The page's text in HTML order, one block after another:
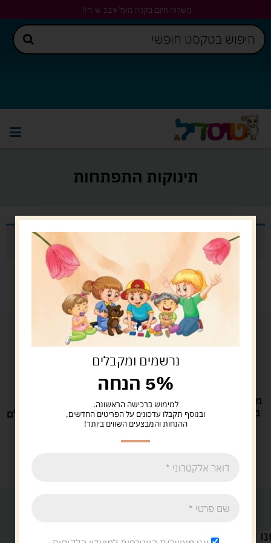
משלוח חינם בקניה מעל 329 ש"ח!!
תינוקות התפתחות
לא נמצאו מוצרים התואמים את בחירתך.
משלוח חינם
בקנייה מעל
מבחר ענק של
משחקים
מחירים שוברי
שוק
שירות מושלם
משחקי
קופסא
כתובתנו:
נרשמים ומקבלים
5% הנחה
למימוש ברכישה הראשונה.
ובנוסף תקבלו עדכונים על הפריטים החדשים,
ההנחות והמבצעים השווים ביותר!